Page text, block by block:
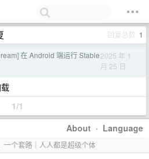
回复总数 1
在 Android 端运行 Stable2025 年 1
月 25 日
1/1
About · Language
一个套路｜人人都是超级个体